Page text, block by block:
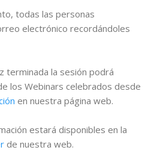
todas las personas
electrónico recordándoles
terminada la sesión podrá
los Webinars celebrados desde
en nuestra página web.
estará disponibles en la
de nuestra web.